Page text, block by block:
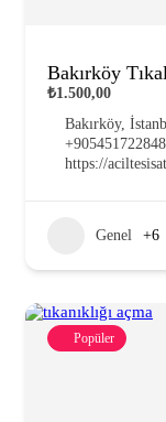
Bakırköy
₺1.500,00
Bakırköy,
+905451722848
https://
Genel +6
Popüler